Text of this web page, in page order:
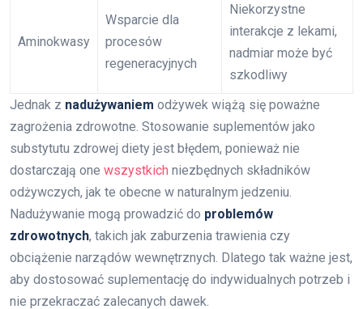
Aminokwasy
Wsparcie dla
procesów
regeneracyjnych
Niekorzystne
interakcje z lekami,
nadmiar może być
szkodliwy
Jednak z nadużywaniem odżywek wiążą się poważne
zagrożenia zdrowotne. Stosowanie suplementów jako
substytutu zdrowej diety jest błędem, ponieważ nie
dostarczają one wszystkich niezbędnych składników
odżywczych, jak te obecne w naturalnym jedzeniu.
Nadużywanie mogą prowadzić do problemów
zdrowotnych, takich jak zaburzenia trawienia czy
obciążenie narządów wewnętrznych. Dlatego tak ważne jest,
aby dostosować suplementację do indywidualnych potrzeb i
nie przekraczać zalecanych dawek.